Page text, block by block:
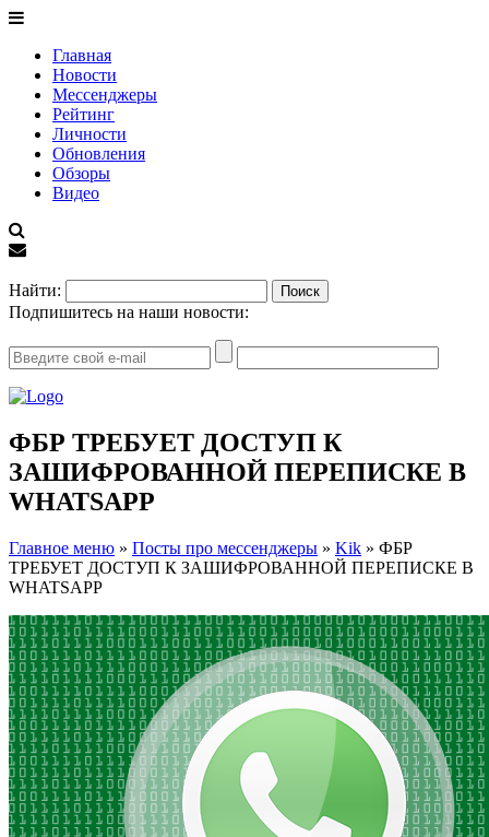
Главная
Новости
Мессенджеры
Рейтинг
Личности
Обновления
Обзоры
Видео
Найти:
Подпишитесь на наши новости:
ФБР ТРЕБУЕТ ДОСТУП К
ЗАШИФРОВАННОЙ ПЕРЕПИСКЕ В
WHATSAPP
Главное меню » Посты про мессенджеры » Kik » ФБР
ТРЕБУЕТ ДОСТУП К ЗАШИФРОВАННОЙ ПЕРЕПИСКЕ В
WHATSAPP